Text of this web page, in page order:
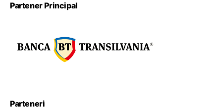
Partener Principal
Parteneri